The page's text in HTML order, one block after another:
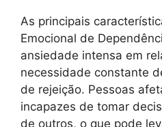
As principais
Emocional de
ansiedade intensa em
necessidade constante
de rejeição. Pessoas
incapazes de tomar
de outros, o que pode